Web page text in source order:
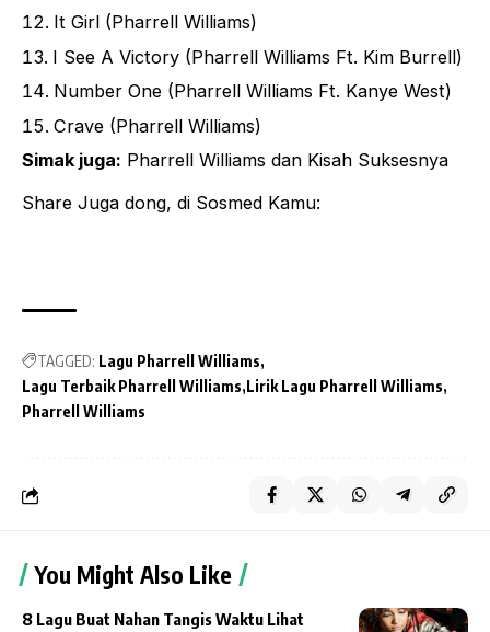
It Girl (Pharrell Williams)
I See A Victory (Pharrell Williams Ft. Kim Burrell)
Number One (Pharrell Williams Ft. Kanye West)
Crave (Pharrell Williams)
Simak juga: Pharrell Williams dan Kisah Suksesnya
Share Juga dong, di Sosmed Kamu:
TAGGED: Lagu Pharrell Williams
Lagu Terbaik Pharrell Williams Lirik Lagu Pharrell Williams
Pharrell Williams
You Might Also Like
8 Lagu Buat Nahan Tangis Waktu Lihat